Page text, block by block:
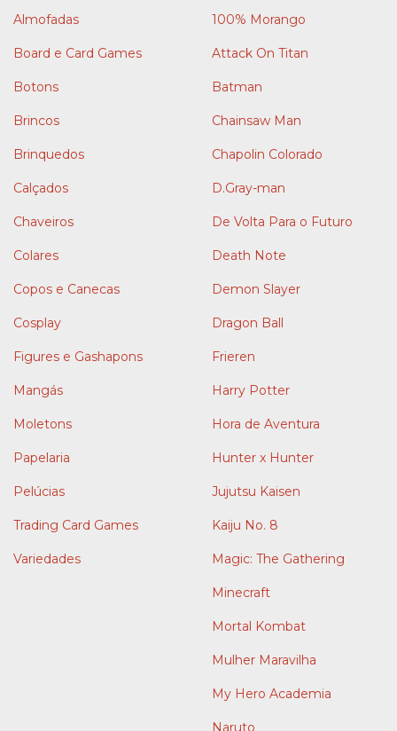
Almofadas
Board e Card Games
Botons
Brincos
Brinquedos
Calçados
Chaveiros
Colares
Copos e Canecas
Cosplay
Figures e Gashapons
Mangás
Moletons
Papelaria
Pelúcias
Trading Card Games
Variedades
100% Morango
Attack On Titan
Batman
Chainsaw Man
Chapolin Colorado
D.Gray-man
De Volta Para o Futuro
Death Note
Demon Slayer
Dragon Ball
Frieren
Harry Potter
Hora de Aventura
Hunter x Hunter
Jujutsu Kaisen
Kaiju No. 8
Magic: The Gathering
Minecraft
Mortal Kombat
Mulher Maravilha
My Hero Academia
Naruto